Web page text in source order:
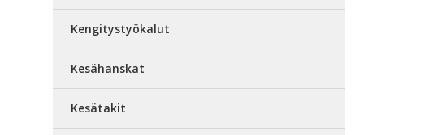
Kengitystyökalut
Kesähanskat
Kesätakit